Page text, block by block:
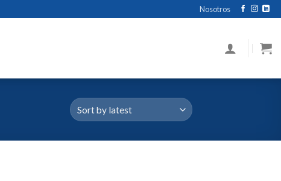
Nosotros